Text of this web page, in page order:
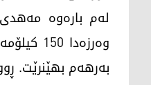
له‌م باره‌وه‌
بەرهەم بهێنرێت.